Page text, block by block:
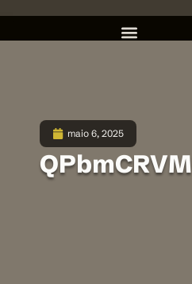
maio 6, 2025
QPbmCRVM